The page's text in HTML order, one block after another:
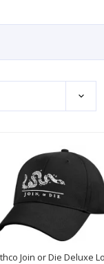
Join or Die Deluxe